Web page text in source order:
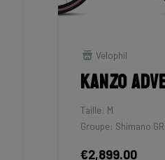
Velophil
Kanzo
Taille: M
Groupe: Shimano
€2,899.00